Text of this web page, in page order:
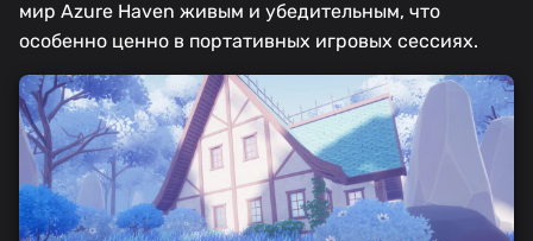
мир Azure Haven живым и убедительным, что
особенно ценно в портативных игровых сессиях.